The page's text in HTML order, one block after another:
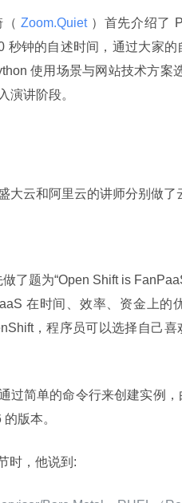
Zoom.Quiet ）首先介绍了
秒钟的自述时间，通过大家
使用场景与网站技术方案
演讲阶段。
大云和阿里云的讲师分别做了
了题为“Open Shift is
在时间、效率、资金上的
，程序员可以选择自己
过简单的命令行来创建实例
版本。
时，他说到: